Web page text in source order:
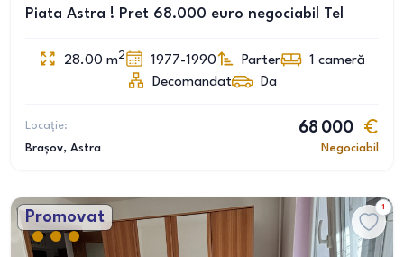
Piata Astra ! Pret 68.000 euro negociabil Tel
28.00 m2 1977-1990 Parter 1 cameră
Decomandat
Da
Locație:
Brașov, Astra
68 000
Negociabil
Promovat
1